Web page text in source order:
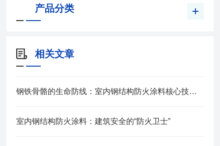
产品分类
相关文章
钢铁骨骼的生命防线：室内钢结构防火涂料核心技术解析
室内钢结构防火涂料：建筑安全的“防火卫士”